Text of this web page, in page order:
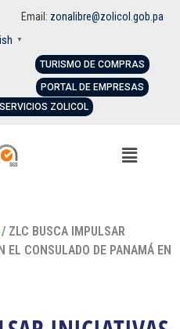
Email: zonalibre@zolicol.gob.pa
▼
TURISMO DE COMPRAS
PORTAL DE EMPRESAS
ZOLICOL
/ ZLC BUSCA IMPULSAR
EL CONSULADO DE PANAMÁ EN